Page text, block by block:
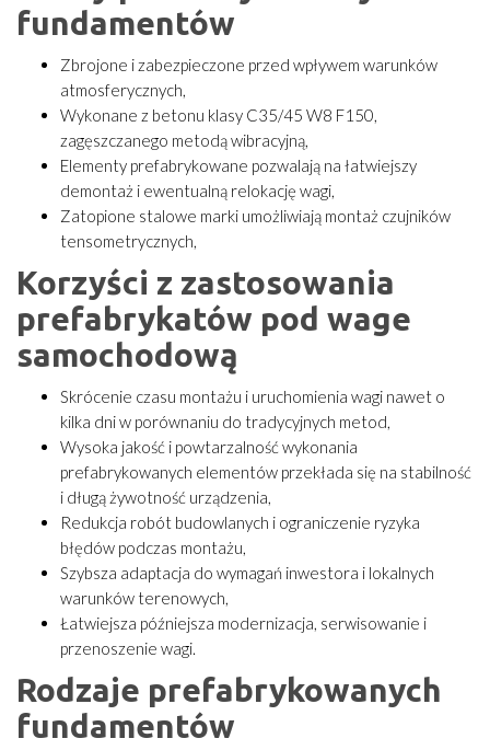
fundamentów
Zbrojone i zabezpieczone przed wpływem warunków
atmosferycznych,
Wykonane z betonu klasy C35/45 W8 F150,
zagęszczanego metodą wibracyjną,
Elementy prefabrykowane pozwalają na łatwiejszy
demontaż i ewentualną relokację wagi,
Zatopione stalowe marki umożliwiają montaż czujników
tensometrycznych,
Korzyści z zastosowania
prefabrykatów pod wage
samochodową
Skrócenie czasu montażu i uruchomienia wagi nawet o
kilka dni w porównaniu do tradycyjnych metod,
Wysoka jakość i powtarzalność wykonania
prefabrykowanych elementów przekłada się na stabilność
i długą żywotność urządzenia,
Redukcja robót budowlanych i ograniczenie ryzyka
błędów podczas montażu,
Szybsza adaptacja do wymagań inwestora i lokalnych
warunków terenowych,
Łatwiejsza późniejsza modernizacja, serwisowanie i
przenoszenie wagi.
Rodzaje prefabrykowanych
fundamentów